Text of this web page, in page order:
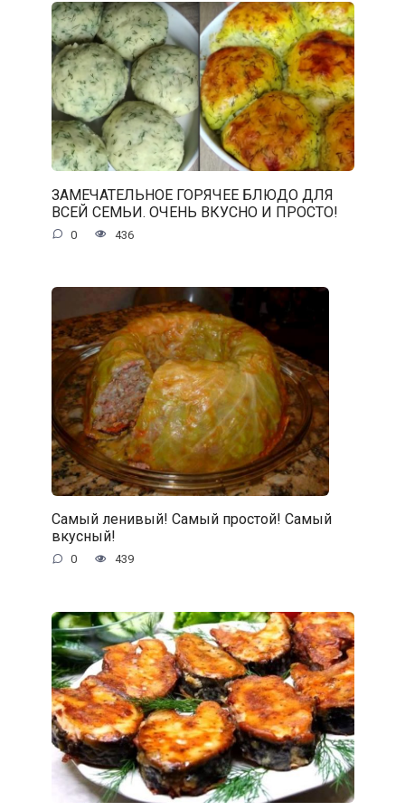
ЗАМЕЧАТЕЛЬНОЕ ГОРЯЧЕЕ БЛЮДО ДЛЯ
ВСЕЙ СЕМЬИ. ОЧЕНЬ ВКУСНО И ПРОСТО!
0 436
Самый ленивый! Самый простой! Самый
вкусный!
0 439